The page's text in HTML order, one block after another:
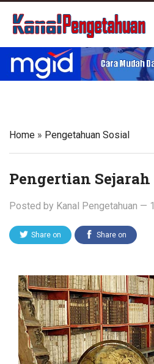
Kanal Pengetahuan dan Informasi
Home » Pengetahuan Sosial
Pengertian Sejarah
Posted by Kanal Pengetahuan —
Share on Share on